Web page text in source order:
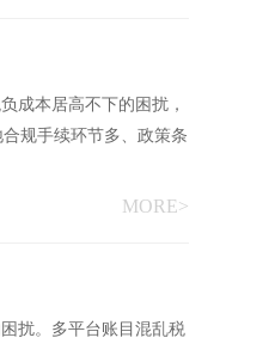
成本居高不下的困扰，
规手续环节多、政策条
MORE>
扰。多平台账目混乱税